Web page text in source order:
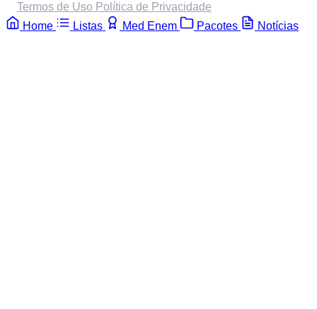
Termos de Uso Política de Privacidade
Home
Listas Med Enem Pacotes Notícias